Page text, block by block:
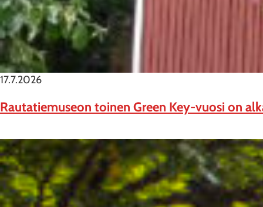
17.7.2026
Rautatiemuseon toinen Green Key-vuosi on